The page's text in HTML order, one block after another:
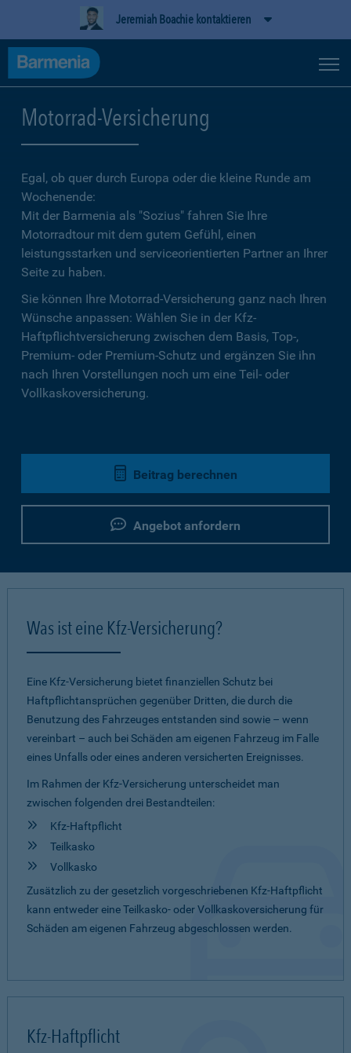
Jeremiah Boachie kontaktieren
Motorrad-Versicherung
Egal, ob quer durch Europa oder die kleine Runde am
Wochenende:
Mit der Barmenia als "Sozius" fahren Sie Ihre
Motorradtour mit dem gutem Gefühl, einen
leistungsstarken und serviceorientierten Partner an Ihrer
Seite zu haben.
Sie können Ihre Motorrad-Versicherung ganz nach Ihren
Wünsche anpassen: Wählen Sie in der Kfz-
Haftpflichtversicherung zwischen dem Basis, Top-,
Premium- oder Premium-Schutz und ergänzen Sie ihn
nach Ihren Vorstellungen noch um eine Teil- oder
Vollkaskoversicherung.
Beitrag berechnen
Angebot anfordern
Was ist eine Kfz-Versicherung?
Eine Kfz-Versicherung bietet finanziellen Schutz bei
Haftpflichtansprüchen gegenüber Dritten, die durch die
Benutzung des Fahrzeuges entstanden sind sowie – wenn
vereinbart – auch bei Schäden am eigenen Fahrzeug im Falle
eines Unfalls oder eines anderen versicherten Ereignisses.
Im Rahmen der Kfz-Versicherung unterscheidet man
zwischen folgenden drei Bestandteilen:
Kfz-Haftpflicht
Teilkasko
Vollkasko
Zusätzlich zu der gesetzlich vorgeschriebenen Kfz-Haftpflicht
kann entweder eine Teilkasko- oder Vollkaskoversicherung für
Schäden am eigenen Fahrzeug abgeschlossen werden.
Kfz-Haftpflicht